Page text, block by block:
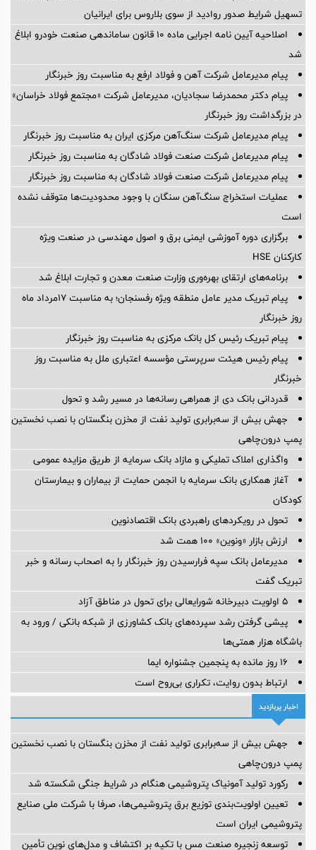
تسهیل شرایط صدور روادید از سوی بلاروس برای ایرانیان
اصلاحیه آیین نامه اجرایی ماده ۱۰ قانون ساماندهی صنعت خودرو ابلاغ
شد
پیام مدیرعامل شرکت آهن و فولاد ارفع به مناسبت روز خبرنگار
پیام دکتر محمدرضا سجادیان، مدیرعامل شرکت «مجتمع فولاد خراسان»
در بزرگداشت روز خبرنگار
پیام مدیرعامل شرکت سنگ‌آهن مرکزی ایران به مناسبت روز خبرنگار
پیام مدیرعامل شرکت صنعت فولاد شادگان به مناسبت روز خبرنگار
پیام مدیرعامل شرکت صنعت فولاد شادگان به مناسبت روز خبرنگار
عملیات استخراج سنگ‌آهن سنگان با وجود محدودیت‌ها متوقف نشده
است
برگزاری دوره آموزشی ایمنی برق و اصول مهندسی در صنعت ویژه
کارکنان HSE
برنامه‌های ارتقای بهره‌وری وزارت صنعت معدن و تجارت ابلاغ شد
پیام تبریک مدیر عامل منطقه ویژه رفسنجان؛ به مناسبت ۱۷مرداد ماه
روز خبرنگار
پیام تبریک رئیس کل بانک مرکزی به مناسبت روز خبرنگار
پیام رئیس هیئت سرپرستی مؤسسه اعتباری ملل به مناسبت روز
خبرنگار
قدردانی بانک دی از همراهی رسانه‌ها در مسیر رشد و تحول
جهش بیش از سه‌برابری تولید نفت از مخزن بنگستان با نصب نخستین
پمپ درون‌چاهی
واگذاری املاک تملیکی و مازاد بانک سرمایه از طریق مزایده عمومی
آغاز همکاری بانک سرمایه با انجمن حمایت از بیماران و بیمارستان
کودکان
تحول در رویکردهای راهبردی بانک اقتصادنوین
ارزش بازار «ونوین» 100 همت شد
مدیرعامل بانک سپه فرارسیدن روز خبرنگار را به اصحاب رسانه و خبر
تبریک گفت
5 اولویت دبیرخانه شورایعالی برای تحول در مناطق آزاد
پیشی گرفتن رشد سپرده‌های بانک کشاورزی از شبکه بانکی / ورود به
باشگاه هزار همتی‌ها
16 روز مانده به پنجمین جشنواره ایما
ارتباط بدون روایت، تکراری بی‌روح است
اخبار پربازدید
جهش بیش از سه‌برابری تولید نفت از مخزن بنگستان با نصب نخستین
پمپ درون‌چاهی
رکورد تولید آمونیاک پتروشیمی هنگام در شرایط جنگی شکسته شد
تعیین اولویت‌بندی توزیع برق پتروشیمی‌ها، صرفا با شرکت ملی صنایع
پتروشیمی ایران است
توسعه زنجیره صنعت مس با تکیه بر اکتشاف و مدل‌های نوین تأمین